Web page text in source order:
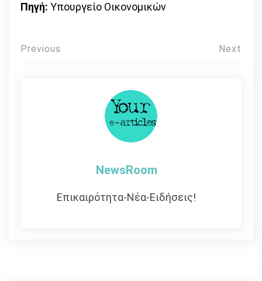
Πηγή: Υπουργείο Οικονομικών
Πλοήγηση
Previous Next
NewsRoom
Επικαιρότητα-Νέα-Ειδήσεις!